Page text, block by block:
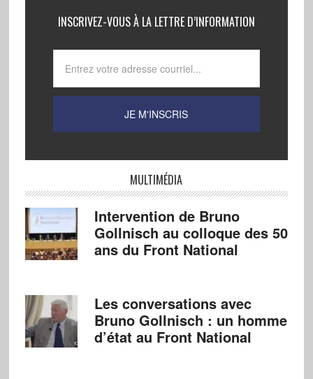
INSCRIVEZ-VOUS À LA LETTRE D’INFORMATION
MULTIMÉDIA
Intervention de Bruno
Gollnisch au colloque des 50
ans du Front National
Les conversations avec
Bruno Gollnisch : un homme
d’état au Front National